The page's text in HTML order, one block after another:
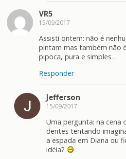
VR5
15/09/2017
Assisti ontem: não é
pintam mas também não
pipoca, pura e simples…
Responder
Jefferson
15/09/2017
Uma pergunta: na cena
dentes tentando
a espada em Diana ou
idéia?